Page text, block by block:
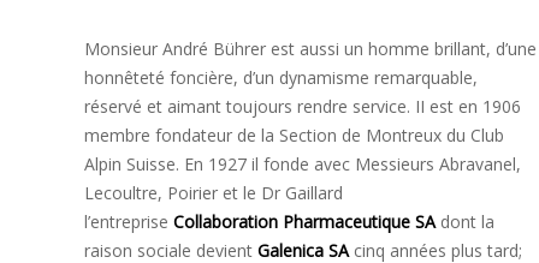
Monsieur André Bührer est aussi un homme brillant, d’une
honnêteté foncière, d’un dynamisme remarquable,
réservé et aimant toujours rendre service. II est en 1906
membre fondateur de la Section de Montreux du Club
Alpin Suisse. En 1927 il fonde avec Messieurs Abravanel,
Lecoultre, Poirier et le Dr Gaillard
l’entreprise Collaboration Pharmaceutique SAdont la
raison sociale devient Galenica SAcinq années plus tard;